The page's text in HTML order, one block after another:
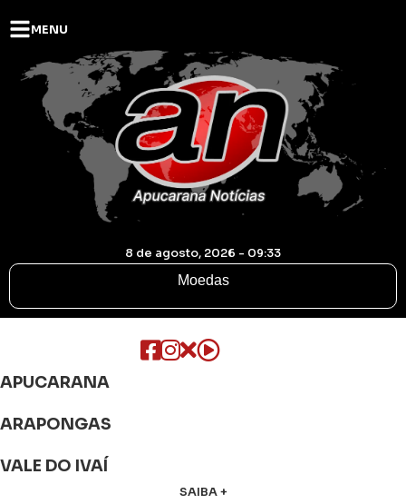
MENU
8 de agosto, 2026 - 09:33
Moedas
APUCARANA
ARAPONGAS
VALE DO IVAÍ
SAIBA +